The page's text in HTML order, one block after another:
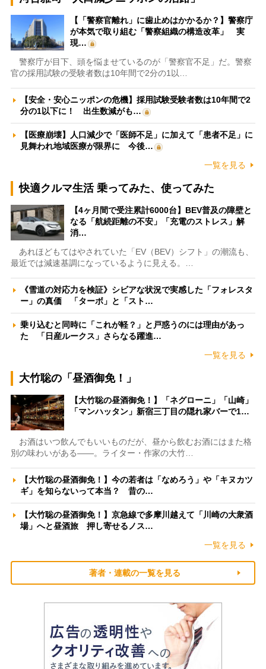
【「警察官離れ」に歯止めはかかるか？】警察庁
が本気で取り組む「警察組織の構造改革」 実
現…
警察庁が目下、頭を悩ませているのが「警察官不足」だ。警察
官の採用試験の受験者数は10年間で2分の1以…
【安全・安心ニッポンの危機】採用試験受験者数は10年間で2
分の1以下に！ 出生数減がも…
【医療崩壊】人口減少で「医師不足」に加えて「患者不足」に
見舞われ地域医療が限界に 今後…
一覧を見る
快適クルマ生活 乗ってみた、使ってみた
【4ヶ月間で受注累計6000台】BEV普及の障壁と
なる「航続距離の不安」「充電のストレス」解
消…
あれほどもてはやされていた「EV（BEV）シフト」の潮流も、
最近では減速基調になっているように見える。…
《雪道の対応力を検証》シビアな状況で実感した「フォレスタ
ー」の真価 「ターボ」と「スト…
乗り込むと同時に「これが軽？」と戸惑うのには理由があっ
た 「日産ルークス」さらなる躍進…
一覧を見る
大竹聡の「昼酒御免！」
【大竹聡の昼酒御免！】「ネグローニ」「山崎」
「マンハッタン」新宿三丁目の隠れ家バーで1…
お酒はいつ飲んでもいいものだが、昼から飲むお酒にはまた格
別の味わいがある――。ライター・作家の大竹…
【大竹聡の昼酒御免！】今の若者は「なめろう」や「キヌカツ
ギ」を知らないって本当？ 昔の…
【大竹聡の昼酒御免！】京急線で多摩川越えて「川崎の大衆酒
場」へと昼酒旅 押し寄せるノス…
一覧を見る
著者・連載の一覧を見る